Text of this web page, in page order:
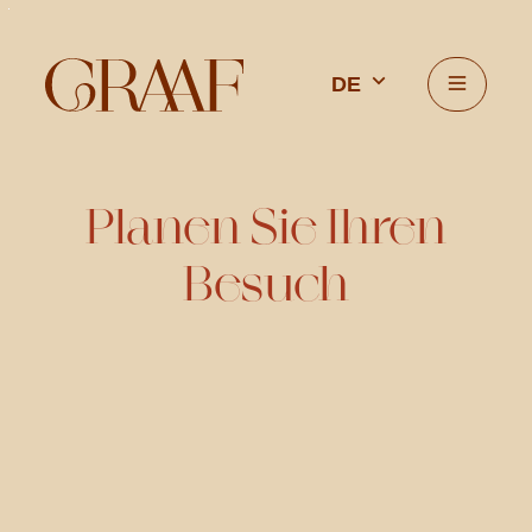
GRAAF Borgloon
DE Menü
Planen Sie Ihren
Besuch